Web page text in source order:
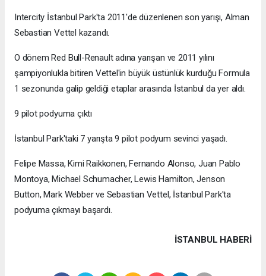
Intercity İstanbul Park'ta 2011'de düzenlenen son yarışı, Alman
Sebastian Vettel kazandı.
O dönem Red Bull-Renault adına yarışan ve 2011 yılını
şampiyonlukla bitiren Vettel'in büyük üstünlük kurduğu Formula
1 sezonunda galip geldiği etaplar arasında İstanbul da yer aldı.
9 pilot podyuma çıktı
İstanbul Park'taki 7 yarışta 9 pilot podyum sevinci yaşadı.
Felipe Massa, Kimi Raikkonen, Fernando Alonso, Juan Pablo
Montoya, Michael Schumacher, Lewis Hamilton, Jenson
Button, Mark Webber ve Sebastian Vettel, İstanbul Park'ta
podyuma çıkmayı başardı.
İSTANBUL HABERİ